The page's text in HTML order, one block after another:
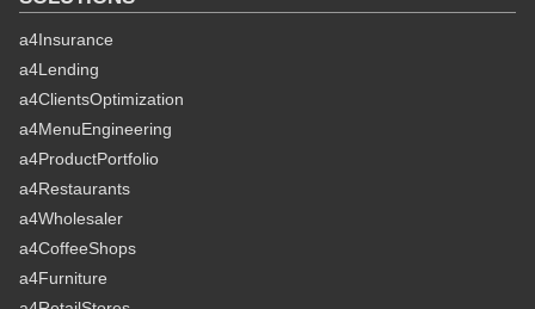
a4Insurance
a4Lending
a4ClientsOptimization
a4MenuEngineering
a4ProductPortfolio
a4Restaurants
a4Wholesaler
a4CoffeeShops
a4Furniture